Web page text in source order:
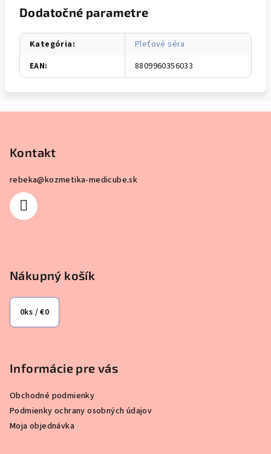
Dodatočné parametre
Kategória:
Pleťové séra
EAN: 8809960356033
Kontakt
rebeka@kozmetika-medicube.sk
Nákupný košík
0ks /€0
Informácie pre vás
Obchodné podmienky
Podmienky ochrany osobných údajov
Moja objednávka